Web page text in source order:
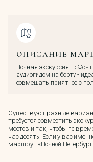
ОПИСАНИЕ
Ночная экскурсия по
аудиогидом на борту -
совмещать приятное с
Существуют разные
требуется совместить
мостов и так, чтобы по
час десять. Если у вас
маршрут «Ночной